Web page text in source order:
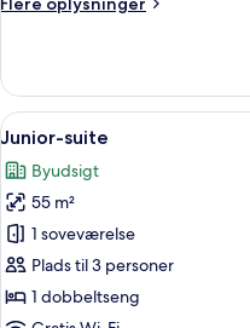
værelse
Indlæs
alle
billeder
af
Junior-
suite
6
Junior-suite
Byudsigt
55 m²
1 soveværelse
Plads til 3 personer
1 dobbeltseng